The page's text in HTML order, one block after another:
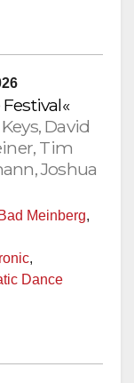
David
Tim
Joshua
Meinberg,
,
Dance